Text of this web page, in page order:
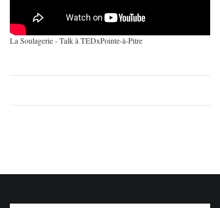
La Soulagerie - Talk à TEDxPointe-à-Pitre